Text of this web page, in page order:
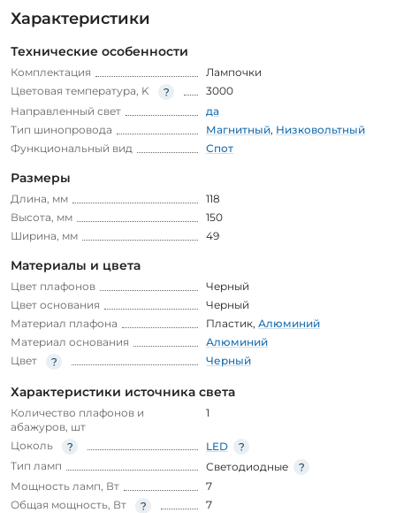
Характеристики
Технические особенности
Комплектация
Лампочки
Цветовая температура, K
3000
Направленный свет
да
Тип шинопровода
Магнитный, Низковольтный
Функциональный вид
Спот
Размеры
Длина, мм
118
Высота, мм
150
Ширина, мм
49
Материалы и цвета
Цвет плафонов
Черный
Цвет основания
Черный
Материал плафона
Пластик, Алюминий
Материал основания
Алюминий
Цвет
Черный
Характеристики источника света
Количество плафонов и
абажуров, шт
1
Цоколь
LED
Тип ламп
Светодиодные
Мощность ламп, Вт
7
Общая мощность, Вт
7